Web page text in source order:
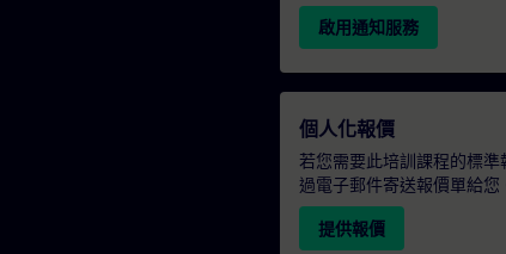
啟用通知服務
個人化報價
若您需要此培訓課程的標
過電子郵件寄送報價單給您
提供報價